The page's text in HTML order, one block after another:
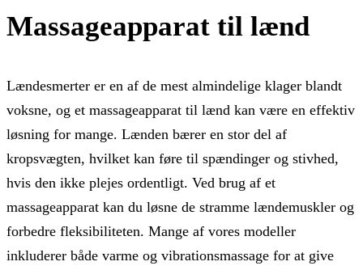
Massageapparat til lænd
Lændesmerter er en af de mest almindelige klager blandt
voksne, og et massageapparat til lænd kan være en effektiv
løsning for mange. Lænden bærer en stor del af
kropsvægten, hvilket kan føre til spændinger og stivhed,
hvis den ikke plejes ordentligt. Ved brug af et
massageapparat kan du løsne de stramme lændemuskler og
forbedre fleksibiliteten. Mange af vores modeller
inkluderer både varme og vibrationsmassage for at give